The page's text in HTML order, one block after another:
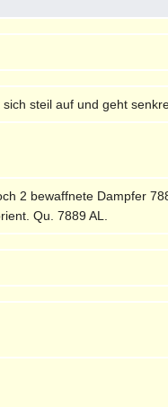
steil auf und geht
2 bewaffnete Dampfer
Qu. 7889 AL.